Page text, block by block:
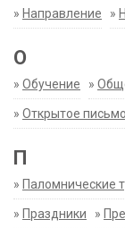
» Направление »
О
» Обучение »
» Открытое письмо
П
» Паломнические
» Праздники »